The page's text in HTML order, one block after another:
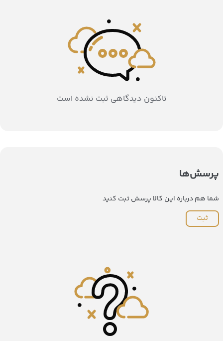
تاکنون دیدگاهی ثبت نشده است
پرسش‌ها
شما هم درباره این کالا پرسش ثبت کنید
ثبت